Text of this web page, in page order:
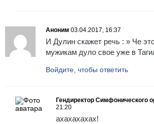
Аноним 03.04.2017, 16:37
И Дулин скажет речь : » Че
мужикам дуло свое уже в
Войдите, чтобы ответить
Гендиректор Симфонического
21:20
ахахахахах!